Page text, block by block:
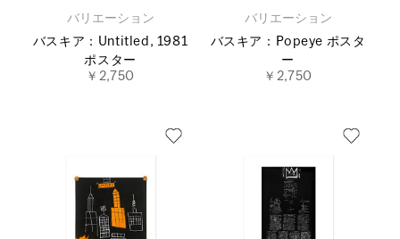
バリエーション
バスキア：Untitled, 1981
ポスター
￥2,750
バリエーション
バスキア：Popeye ポスタ
ー
￥2,750